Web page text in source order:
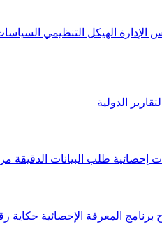
الإدارة الهيكل التنظيمي
الدولية
إحصائية طلب البيانات الدقيقة
برنامج المعرفة الإحصائية حكاية